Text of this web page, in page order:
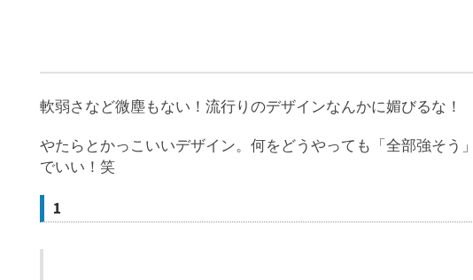
軟弱さなど微塵もない！流行りのデザインなんかに媚びるな！
やたらとかっこいいデザイン。何をどうやっても「全部強そう
でいい！笑
1